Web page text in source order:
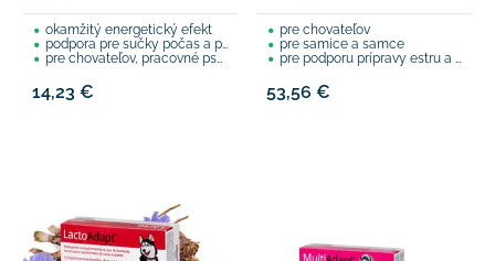
okamžitý energetický efekt
podpora pre sučky počas a po pôrode
pre chovateľov, pracovné psy a šport (agility, obrana, canicross...)
14,23 €
pre chovateľov
pre samice a samce
pre podporu prípravy estru a reprodukcie
53,56 €